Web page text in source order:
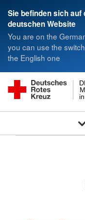
Sie befinden sich auf
deutschen Website
You are on the
you can use the
the English one